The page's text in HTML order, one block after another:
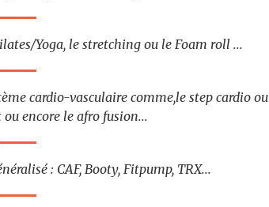
Yoga, le stretching ou le Foam roll ...
cardio-vasculaire comme,le step cardio ou
encore le afro fusion...
: CAF, Booty, Fitpump, TRX...